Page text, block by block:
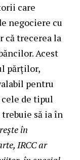
care
negociere cu
că trecerea la
Acest
părților,
pentru
de tipul
să ia în
în
IRCC ar